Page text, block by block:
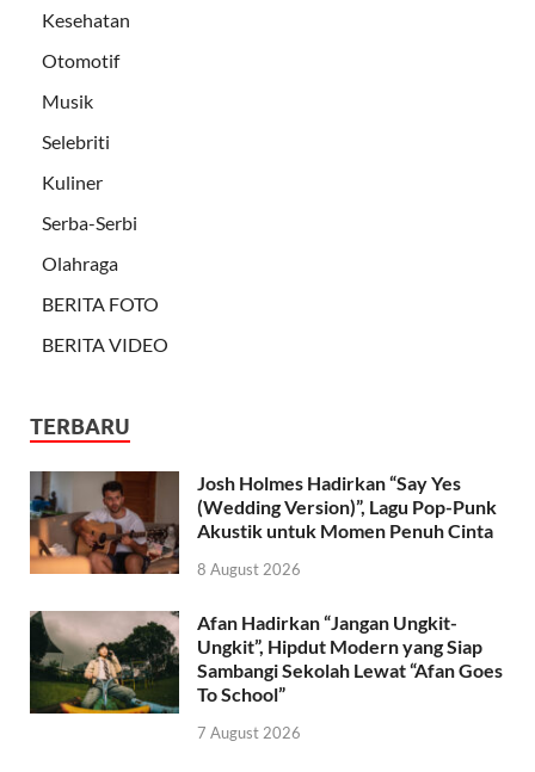
Kesehatan
Otomotif
Musik
Selebriti
Kuliner
Serba-Serbi
Olahraga
BERITA FOTO
BERITA VIDEO
TERBARU
Josh Holmes Hadirkan “Say Yes
(Wedding Version)”, Lagu Pop-Punk
Akustik untuk Momen Penuh Cinta
8 August 2026
Afan Hadirkan “Jangan Ungkit-
Ungkit”, Hipdut Modern yang Siap
Sambangi Sekolah Lewat “Afan Goes
To School”
7 August 2026